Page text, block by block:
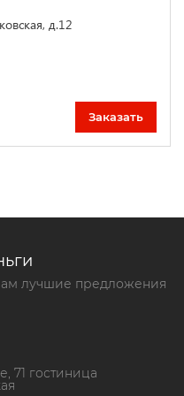
д.12
Заказать
лучшие предложения
71 гостиница